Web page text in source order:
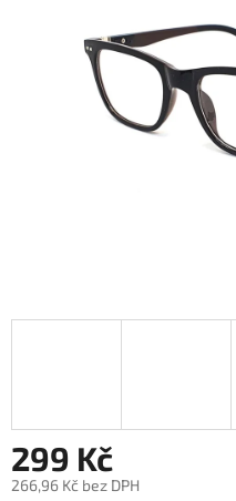
299 Kč
266,96 Kč bez DPH